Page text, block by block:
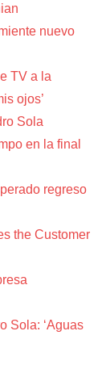
nuevo
TV a la
ojos’
Sola
en la final
regreso
the Customer
Sola: ‘Aguas